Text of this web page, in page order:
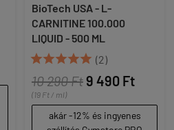
BioTech USA - L-
CARNITINE 100.000
LIQUID - 500 ML
 (2)
10 290 Ft9 490 Ft
(19 Ft / ml)
akár -12% és ingyenes